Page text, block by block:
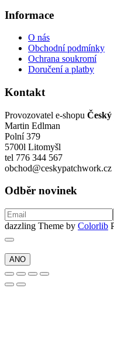
Informace
O nás
Obchodní podmínky
Ochrana soukromí
Doručení a platby
Kontakt
Provozovatel e-shopu
Martin Edlman
Polní 379
5700l Litomyšl
tel 776 344 567
obchod@ceskypatchwork.cz
Odběr novinek
dazzling Theme by Colorlib
ANO